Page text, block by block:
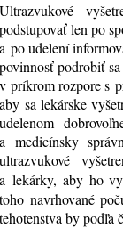
Ultrazvukové
podstupovať len po
a po udelení
povinnosť podrobiť
v príkrom rozpore s
aby sa lekárske
udelenom
a medicínsky
ultrazvukové
a lekárky, aby ho
toho navrhované
tehotenstva by podľa